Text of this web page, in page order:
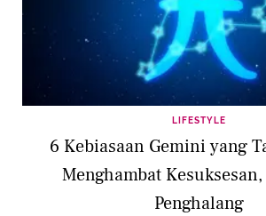
LIFESTYLE
6 Kebiasaan Gemini yang
Menghambat
Penghalang